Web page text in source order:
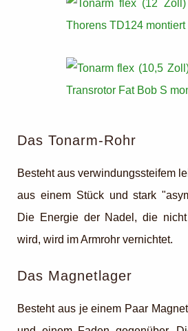
Das Tonarm-Rohr
Besteht aus verwindungssteifem
aus einem Stück und stark
Die Energie der Nadel, die
wird, wird im Armrohr vernichtet.
Das Magnetlager
Besteht aus je einem Paar